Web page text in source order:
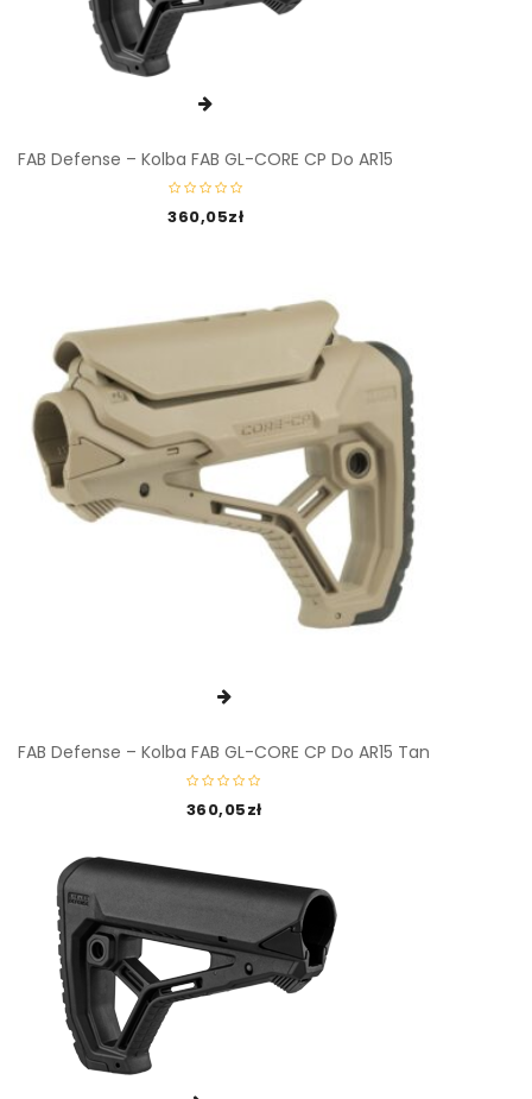
FAB Defense – Kolba FAB GL-CORE CP Do AR15
360,05zł
FAB Defense – Kolba FAB GL-CORE CP Do AR15 Tan
360,05zł